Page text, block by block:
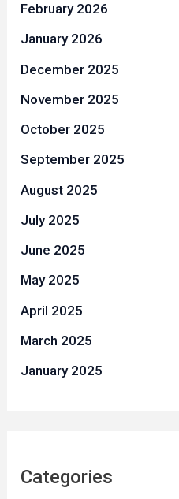
February 2026
January 2026
December 2025
November 2025
October 2025
September 2025
August 2025
July 2025
June 2025
May 2025
April 2025
March 2025
January 2025
Categories